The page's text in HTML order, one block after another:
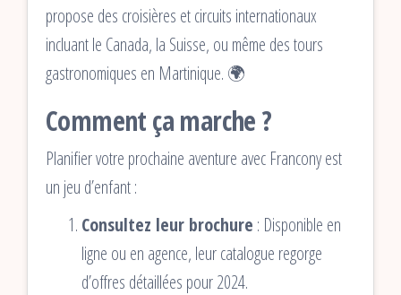
propose des croisières et circuits internationaux
incluant le Canada, la Suisse, ou même des tours
gastronomiques en Martinique. 🌍
Comment ça marche ?
Planifier votre prochaine aventure avec Francony est
un jeu d’enfant :
Consultez leur brochure : Disponible en
ligne ou en agence, leur catalogue regorge
d’offres détaillées pour 2024.